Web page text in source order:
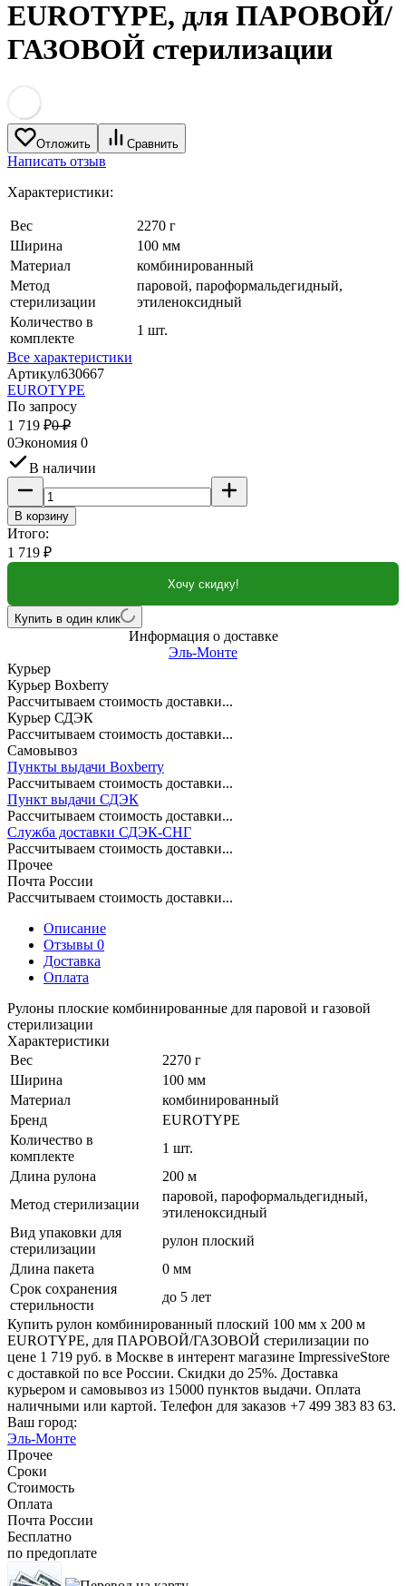
EUROTYPE, для ПАРОВОЙ/
ГАЗОВОЙ стерилизации
Отложить Сравнить
Написать отзыв
Характеристики:
Вес
2270 г
Ширина
100 мм
Материал
комбинированный
Метод
стерилизации
паровой, пароформальдегидный,
этиленоксидный
Количество в
комплекте
1 шт.
Все характеристики
Артикул630667
EUROTYPE
По запросу
1 719 ₽0 ₽
0Экономия 0
В наличии
В корзину
Итого:
1 719 ₽
Хочу скидку!
Купить в один клик
Информация о доставке
Эль-Монте
Курьер
Курьер Boxberry
Рассчитываем стоимость доставки...
Курьер СДЭК
Рассчитываем стоимость доставки...
Самовывоз
Пункты выдачи Boxberry
Рассчитываем стоимость доставки...
Пункт выдачи СДЭК
Рассчитываем стоимость доставки...
Служба доставки СДЭК-СНГ
Рассчитываем стоимость доставки...
Прочее
Почта России
Рассчитываем стоимость доставки...
Описание
Отзывы 0
Доставка
Оплата
Рулоны плоские комбинированные для паровой и газовой
стерилизации
Характеристики
Вес
2270 г
Ширина
100 мм
Материал
комбинированный
Бренд
EUROTYPE
Количество в
комплекте
1 шт.
Длина рулона
200 м
Метод стерилизации
паровой, пароформальдегидный,
этиленоксидный
Вид упаковки для
стерилизации
рулон плоский
Длина пакета
0 мм
Срок сохранения
стерильности
до 5 лет
Купить рулон комбинированный плоский 100 мм х 200 м
EUROTYPE, для ПАРОВОЙ/ГАЗОВОЙ стерилизации по
цене 1 719 руб. в Москве в интерент магазине ImpressiveStore
с доставкой по все России. Скидки до 25%. Доставка
курьером и самовывоз из 15000 пунктов выдачи. Оплата
наличными или картой. Телефон для заказов +7 499 383 83 63.
Ваш город:
Эль-Монте
Прочее
Сроки
Стоимость
Оплата
Почта России
Бесплатно
по предоплате